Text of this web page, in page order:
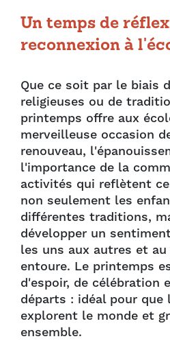
Un temps de
reconnexion à
Que ce soit par le biais
religieuses ou de
printemps offre aux
merveilleuse occasion
renouveau,
l'importance de la
activités qui reflètent
non seulement les
différentes traditions,
développer un
les uns aux autres et
entoure. Le printemps
d'espoir, de célébration
départs : idéal pour que
explorent le monde et
ensemble.